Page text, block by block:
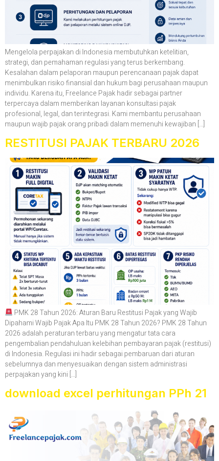
Mengelola perpajakan di Indonesia membutuhkan ketelitian,
strategi, dan pemahaman regulasi yang terus berkembang.
Kesalahan dalam pelaporan maupun perencanaan pajak dapat
menimbulkan risiko finansial dan hukum bagi perusahaan maupun
individu. Karena itu, Freelance Pajak hadir sebagai partner
terpercaya dalam memberikan layanan konsultasi pajak
profesional, legal, dan terintegrasi. Kami membantu perusahaan
maupun wajib pajak orang pribadi dalam memenuhi kewajiban […]
RESTITUSI PAJAK TERBARU 2026
PMK 28 Tahun 2026: Aturan Baru Restitusi Pajak yang Wajib
Dipahami Wajib Pajak Apa Itu PMK 28 Tahun 2026? PMK 28 Tahun
2026 adalah peraturan terbaru yang mengatur tata cara
pengembalian pendahuluan kelebihan pembayaran pajak (restitusi)
di Indonesia. Regulasi ini hadir sebagai pembaruan dari aturan
sebelumnya dan menyesuaikan dengan sistem administrasi
perpajakan yang kini […]
download excel perhitungan PPh 21